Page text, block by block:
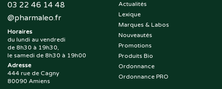
03 22 46 14 48
@pharmaleo.fr
Horaires
du lundi au vendredi
de 8h30 à 19h30,
le samedi de 8h30 à 19h00
Adresse
444 rue de Cagny
80090 Amiens
Actualités
Lexique
Marques & Labos
Nouveautés
Promotions
Produits Bio
Ordonnance
Ordonnance PRO